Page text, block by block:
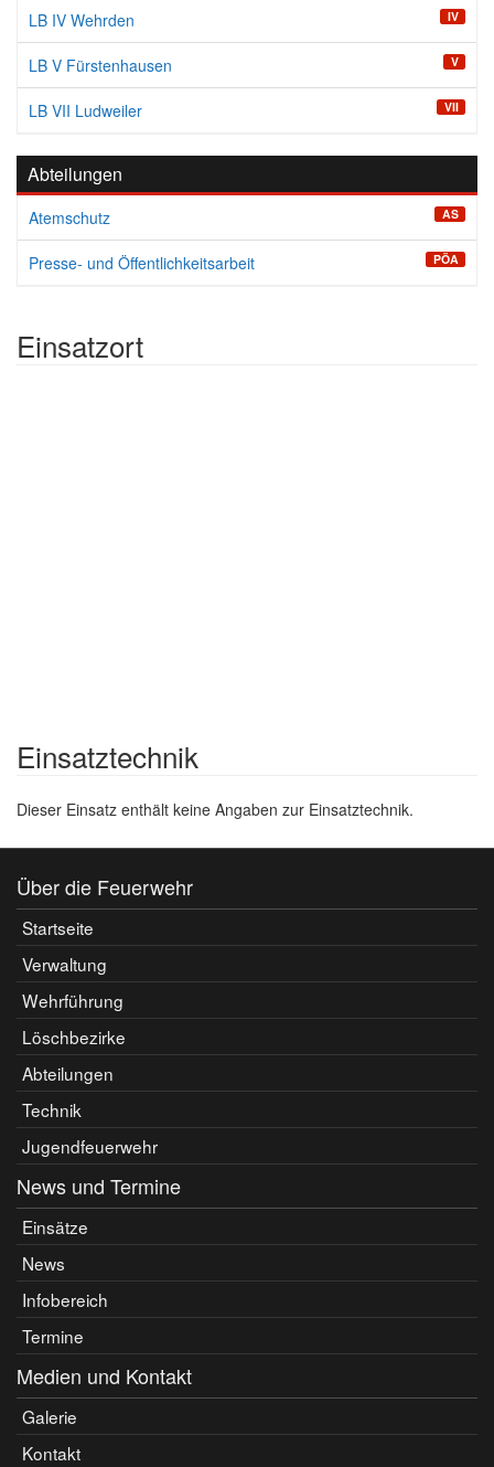
LB IV Wehrden IV
LB V Fürstenhausen V
LB VII Ludweiler VII
Abteilungen
Atemschutz AS
Presse- und Öffentlichkeitsarbeit PÖA
Einsatzort
Einsatztechnik
Dieser Einsatz enthält keine Angaben zur Einsatztechnik.
Über die Feuerwehr
Startseite
Verwaltung
Wehrführung
Löschbezirke
Abteilungen
Technik
Jugendfeuerwehr
News und Termine
Einsätze
News
Infobereich
Termine
Medien und Kontakt
Galerie
Kontakt